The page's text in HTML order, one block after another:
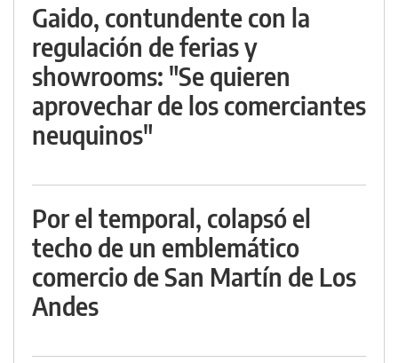
Gaido, contundente con la
regulación de ferias y
showrooms: "Se quieren
aprovechar de los comerciantes
neuquinos"
Por el temporal, colapsó el
techo de un emblemático
comercio de San Martín de Los
Andes